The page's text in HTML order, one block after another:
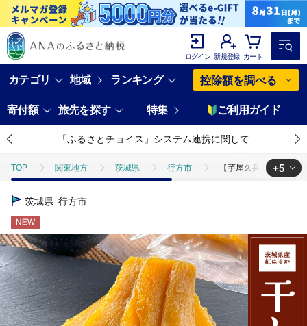
ログイン 新規登録 カート
カテゴリ 地域 ランキング 控除額を調べる
寄付額 旅先を探す 特集 ご利用ガイド
「ふるさとチョイス」システム連携に関して
TOP 関東地方 茨城県 行方市 【芋屋久兵衛】茨城
TOP
TOP
TOP 加工食品 【芋屋久兵衛】茨城県産紅はるか干しいも150g×6
TOP パン・菓子類 【芋屋久兵衛】茨城県産紅はるか干しいも
TOP パン・菓子類 和菓子 【芋屋久兵衛】茨城県産紅はる
+5
茨城県 行方市